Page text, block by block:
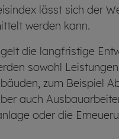
lässt sich der
werden kann.
die langfristige
sowohl
zum Beispiel
auch
oder die